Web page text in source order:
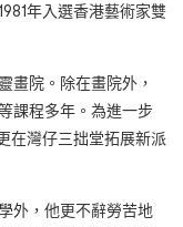
年入選香港藝術家雙
畫院。除在畫院外，
課程多年。為進一步
在灣仔三拙堂拓展新派
外，他更不辭勞苦地